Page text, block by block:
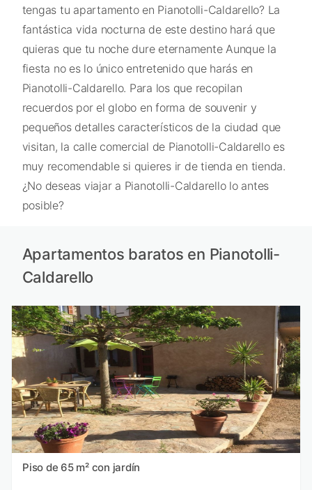
tengas tu apartamento en Pianotolli-Caldarello? La
fantástica vida nocturna de este destino hará que
quieras que tu noche dure eternamente Aunque la
fiesta no es lo único entretenido que harás en
Pianotolli-Caldarello. Para los que recopilan
recuerdos por el globo en forma de souvenir y
pequeños detalles característicos de la ciudad que
visitan, la calle comercial de Pianotolli-Caldarello es
muy recomendable si quieres ir de tienda en tienda.
¿No deseas viajar a Pianotolli-Caldarello lo antes
posible?
Apartamentos baratos en Pianotolli-
Caldarello
Piso de 65 m² con jardín